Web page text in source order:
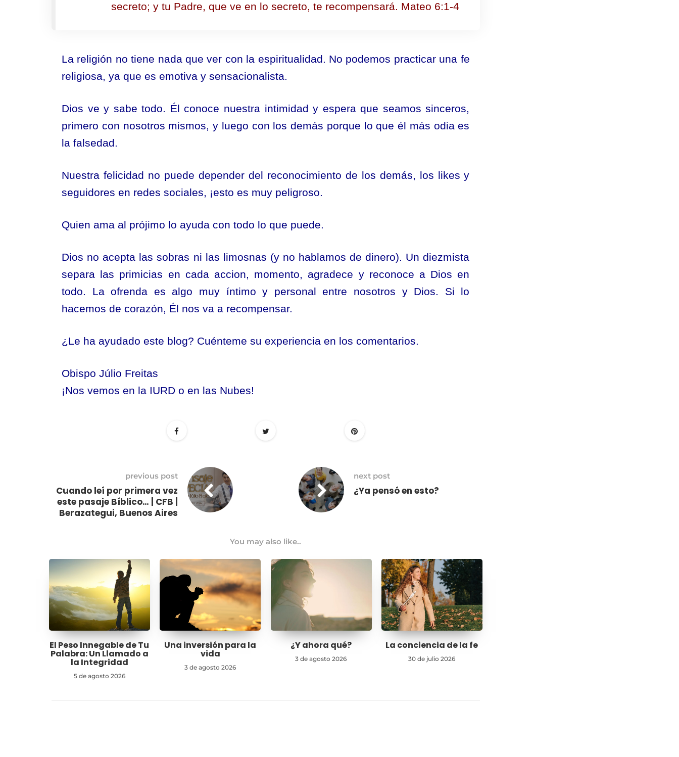
secreto; y tu Padre, que ve en lo secreto, te recompensará. Mateo 6:1-4
La religión no tiene nada que ver con la espiritualidad. No podemos practicar una fe
religiosa, ya que es emotiva y sensacionalista.
Dios ve y sabe todo. Él conoce nuestra intimidad y espera que seamos sinceros,
primero con nosotros mismos, y luego con los demás porque lo que él más odia es
la falsedad.
Nuestra felicidad no puede depender del reconocimiento de los demás, los likes y
seguidores en redes sociales, ¡esto es muy peligroso.
Quien ama al prójimo lo ayuda con todo lo que puede.
Dios no acepta las sobras ni las limosnas (y no hablamos de dinero). Un diezmista
separa las primicias en cada accion, momento, agradece y reconoce a Dios en
todo. La ofrenda es algo muy íntimo y personal entre nosotros y Dios. Si lo
hacemos de corazón, Él nos va a recompensar.
¿Le ha ayudado este blog? Cuénteme su experiencia en los comentarios.
Obispo Júlio Freitas
¡Nos vemos en la IURD o en las Nubes!
previous post
Cuando leí por primera vez
este pasaje Bíblico… | CFB |
Berazategui, Buenos Aires
next post
¿Ya pensó en esto?
You may also like..
El Peso Innegable de Tu
Palabra: Un Llamado a
la Integridad
5 de agosto 2026
Una inversión para la
vida
3 de agosto 2026
¿Y ahora qué?
3 de agosto 2026
La conciencia de la fe
30 de julio 2026